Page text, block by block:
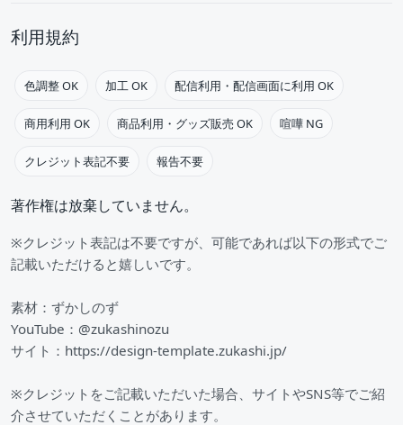
利用規約
色調整 OK 加工 OK 配信利用・配信画面に利用 OK
商用利用 OK 商品利用・グッズ販売 OK 喧嘩 NG
クレジット表記不要 報告不要
著作権は放棄していません。
※クレジット表記は不要ですが、可能であれば以下の形式でご
記載いただけると嬉しいです。
素材：ずかしのず
YouTube：@zukashinozu
サイト：https://design-template.zukashi.jp/
※クレジットをご記載いただいた場合、サイトやSNS等でご紹
介させていただくことがあります。